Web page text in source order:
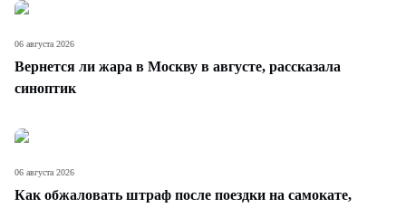
Вернется ли жара в Москву в августе, рассказала
синоптик
06 августа 2026
Как обжаловать штраф после поездки на самокате,
06 августа 2026